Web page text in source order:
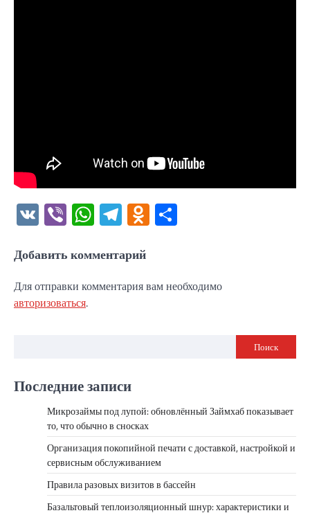
VK ViberWhatsApp
Telegram
Odnoklassniki
Добавить комментарий
Для отправки комментария вам необходимо
авторизоваться.
Поиск
Последние записи
Микрозаймы под лупой: обновлённый Займхаб показывает
то, что обычно в сносках
Организация покопийной печати с доставкой, настройкой и
сервисным обслуживанием
Правила разовых визитов в бассейн
Базальтовый теплоизоляционный шнур: характеристики и